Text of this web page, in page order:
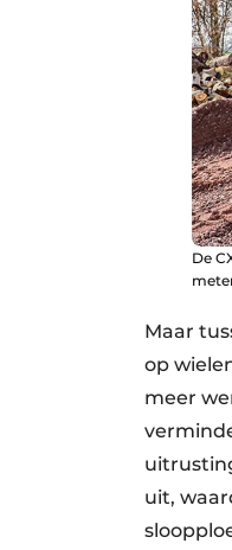
De
Maar
op
meer
uit,